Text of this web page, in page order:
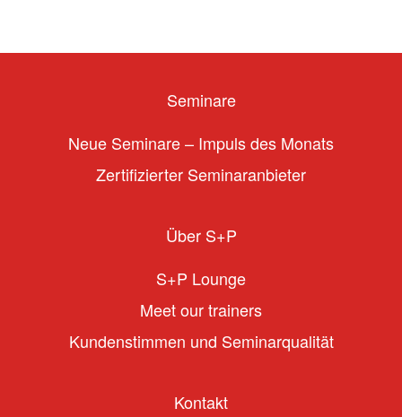
Seminare
Neue Seminare – Impuls des Monats
Zertifizierter Seminaranbieter
Über S+P
S+P Lounge
Meet our trainers
Kundenstimmen und Seminarqualität
Kontakt